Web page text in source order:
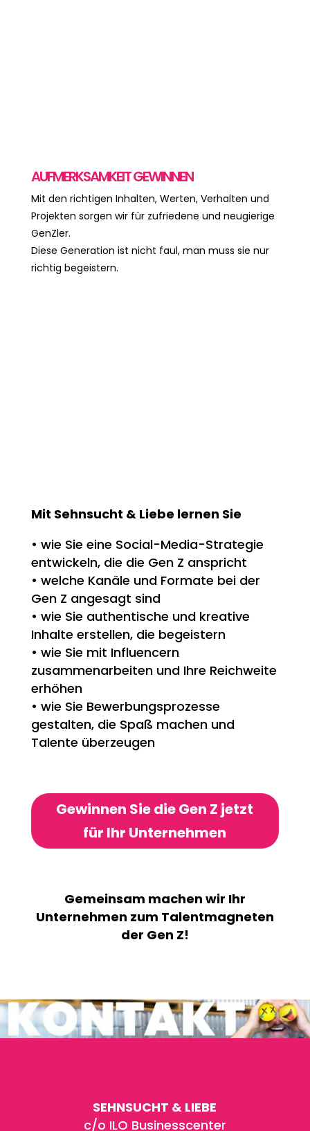
AUFMERKSAMKEIT GEWINNEN
Mit den richtigen Inhalten, Werten, Verhalten und
Projekten sorgen wir für zufriedene und neugierige
GenZler.
Diese Generation ist nicht faul, man muss sie nur
richtig begeistern.
Mit Sehnsucht & Liebe lernen Sie
• wie Sie eine Social-Media-Strategie
entwickeln,die die Gen Z anspricht
• welche Kanäle und Formate bei der
Gen Z angesagt sind
• wie Sie authentische und kreative
Inhalte erstellen,die begeistern
• wie Sie mit Influencern
zusammenarbeiten und Ihre Reichweite
erhöhen
• wie Sie Bewerbungsprozesse
gestalten,die Spaß machen und
Talente überzeugen
Gewinnen Sie die Gen Z jetzt
für Ihr Unternehmen
Gemeinsam machen wir Ihr
Unternehmen zum Talentmagneten
der Gen Z!
SEHNSUCHT & LIEBE
c/o ILO Businesscenter